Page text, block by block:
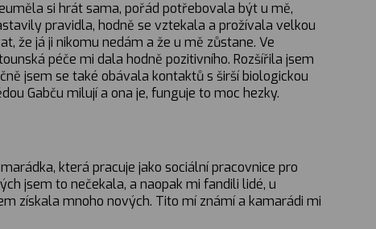
si hrát sama, pořád potřebovala být u mě,
pravidla, hodně se vztekala a prožívala velkou
že já ji nikomu nedám a že u mě zůstane. Ve
péče mi dala hodně pozitivního. Rozšířila jsem
jsem se také obávala kontaktů s širší biologickou
Gabču milují a ona je, funguje to moc hezky.
která pracuje jako sociální pracovnice pro
jsem to nečekala, a naopak mi fandili lidé, u
získala mnoho nových. Tito mí známí a kamarádi mi